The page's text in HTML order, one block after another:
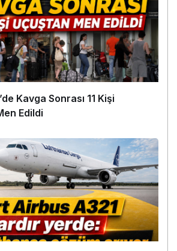
Kavga Sonrası 11 Kişi
Edildi